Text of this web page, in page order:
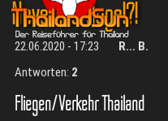
Novemberflüge!?!
22.06.2020 - 17:23 R... B.
Antworten: 2
Fliegen/Verkehr Thailand